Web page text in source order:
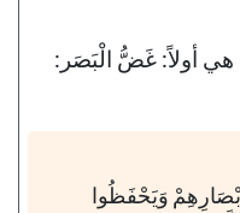
أولاً: غَضُّ الْبَصَر:
وَيَحْفَظُوا